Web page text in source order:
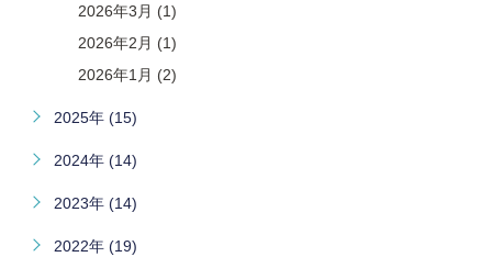
2026年3月 (1)
2026年2月 (1)
2026年1月 (2)
2025年 (15)
2024年 (14)
2023年 (14)
2022年 (19)